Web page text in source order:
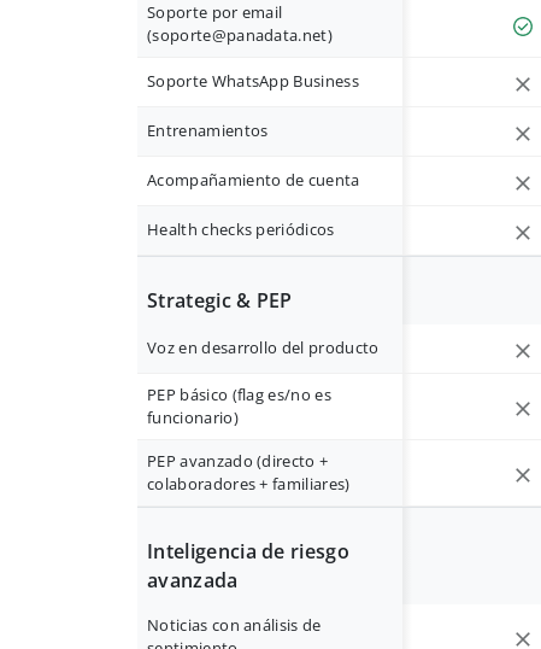
Soporte por email
(soporte@panadata.net)
Soporte WhatsApp Business
Entrenamientos
Acompañamiento de cuenta
Health checks periódicos
Strategic & PEP
Voz en desarrollo del producto
PEP básico (flag es/no es
funcionario)
PEP avanzado (directo +
colaboradores + familiares)
Inteligencia de riesgo
avanzada
Noticias con análisis de